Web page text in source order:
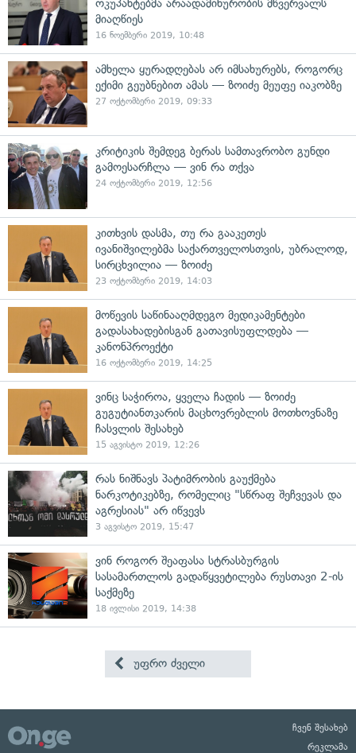
ოკუპანტებმა არაადამინურობის მწვერვალს
მიაღწიეს
16 ნოემბერი 2019, 10:48
ამხელა ყურადღებას არ იმსახურებს, როგორც
ექიმი გეუბნებით ამას — ზოიძე მეუფე იაკობზე
27 ოქტომბერი 2019, 09:33
კრიტიკის შემდეგ ბერას სამთავრობო გუნდი
გამოესარჩლა — ვინ რა თქვა
24 ოქტომბერი 2019, 12:56
კითხვის დასმა, თუ რა გააკეთეს
ივანიშვილებმა საქართველოსთვის, უბრალოდ,
სირცხვილია — ზოიძე
23 ოქტომბერი 2019, 14:03
მოწევის საწინააღმდეგო მედიკამენტები
გადასახადებისგან გათავისუფლდება —
კანონპროექტი
16 ოქტომბერი 2019, 14:25
ვინც საჭიროა, ყველა ჩადის — ზოიძე
გუგუტიანთკარის მაცხოვრებლის მოთხოვნაზე
ჩასვლის შესახებ
15 აგვისტო 2019, 12:26
რას ნიშნავს პატიმრობის გაუქმება
ნარკოტიკებზე, რომელიც "სწრაფ შეჩვევას და
აგრესიას" არ იწვევს
3 აგვისტო 2019, 15:47
ვინ როგორ შეაფასა სტრასბურგის
სასამართლოს გადაწყვეტილება რუსთავი 2-ის
საქმეზე
18 ივლისი 2019, 14:38
უფრო ძველი
ჩვენ შესახებ
რეკლამა